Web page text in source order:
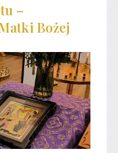
–
Bożej